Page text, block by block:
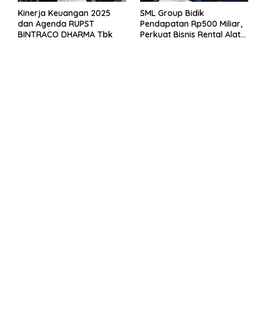
Kinerja Keuangan 2025
dan Agenda RUPST
BINTRACO DHARMA Tbk
SML Group Bidik
Pendapatan Rp500 Miliar,
Perkuat Bisnis Rental Alat